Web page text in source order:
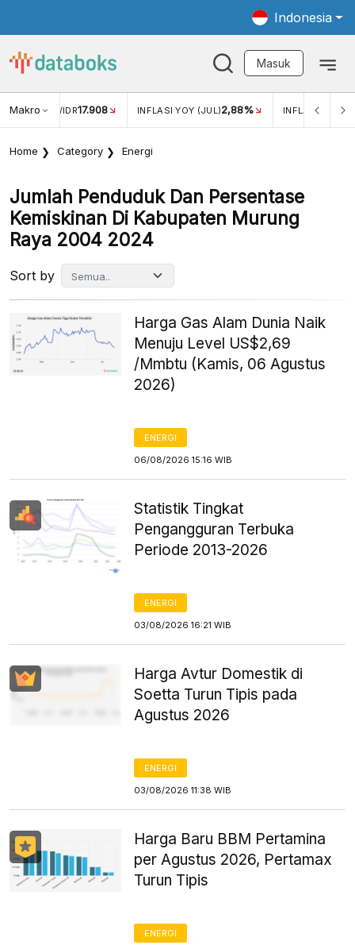
Indonesia
Masuk
Makro
USD/IDR 17.908 INFLASI YOY (JUL) 2,88% INFLASI MOM (JUL)
Home Category Energi
Jumlah Penduduk Dan Persentase
Kemiskinan Di Kabupaten Murung
Raya 2004 2024
Sort by
Harga Gas Alam Dunia Naik
Menuju Level US$2,69
/Mmbtu (Kamis, 06 Agustus
2026)
ENERGI
06/08/2026 15:16 WIB
Statistik Tingkat
Pengangguran Terbuka
Periode 2013-2026
ENERGI
03/08/2026 16:21 WIB
Harga Avtur Domestik di
Soetta Turun Tipis pada
Agustus 2026
ENERGI
03/08/2026 11:38 WIB
Harga Baru BBM Pertamina
per Agustus 2026, Pertamax
Turun Tipis
ENERGI